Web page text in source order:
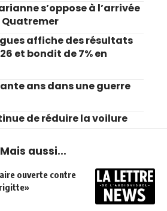
s’oppose à l’arrivée
Quatremer
affiche des résultats
et bondit de 7% en
ans dans une guerre
de réduire la voilure
Mais aussi...
ouverte contre